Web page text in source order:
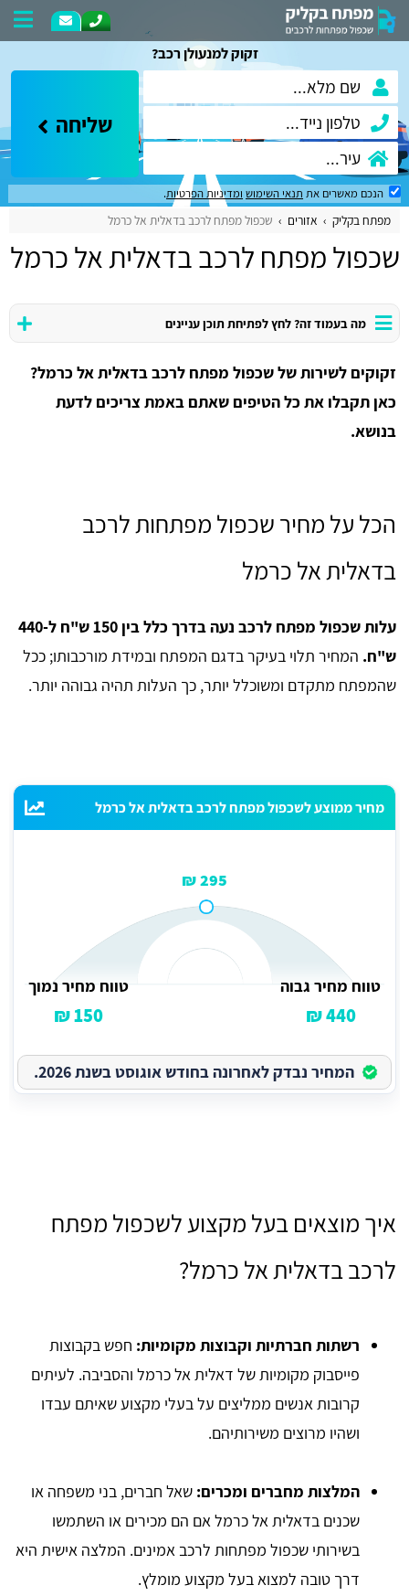
זקוק למנעולן רכב?
שליחה
הנכם מאשרים את תנאי השימוש ומדיניות הפרטיות.
מפתח בקליק אזורים שכפול מפתח לרכב בדאלית אל כרמל
שכפול מפתח לרכב בדאלית אל כרמל
מה בעמוד זה? לחץ לפתיחת תוכן עניינים
זקוקים לשירות של שכפול מפתח לרכב בדאלית אל כרמל?
כאן תקבלו את כל הטיפים שאתם באמת צריכים לדעת
בנושא.
הכל על מחיר שכפול מפתחות לרכב
בדאלית אל כרמל
עלות שכפול מפתח לרכב נעה בדרך כלל בין 150 ש"ח ל-440
ש"ח. המחיר תלוי בעיקר בדגם המפתח ובמידת מורכבותו; ככל
שהמפתח מתקדם ומשוכלל יותר, כך העלות תהיה גבוהה יותר.
מחיר ממוצע לשכפול מפתח לרכב בדאלית אל כרמל
295 ₪
טווח מחיר גבוה
440 ₪
טווח מחיר נמוך
150 ₪
המחיר נבדק לאחרונה בחודש אוגוסט בשנת 2026.
איך מוצאים בעל מקצוע לשכפול מפתח
לרכב בדאלית אל כרמל?
רשתות חברתיות וקבוצות מקומיות: חפש בקבוצות
פייסבוק מקומיות של דאלית אל כרמל והסביבה. לעיתים
קרובות אנשים ממליצים על בעלי מקצוע שאיתם עבדו
ושהיו מרוצים משירותיהם.
המלצות מחברים ומכרים: שאל חברים, בני משפחה או
שכנים בדאלית אל כרמל אם הם מכירים או השתמשו
בשירותי שכפול מפתחות לרכב אמינים. המלצה אישית היא
דרך טובה למצוא בעל מקצוע מומלץ.